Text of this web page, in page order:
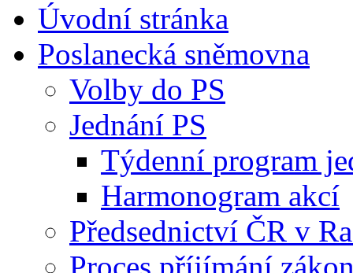
Úvodní stránka
Poslanecká sněmovna
Volby do PS
Jednání PS
Týdenní program
Harmonogram akcí
Předsednictví ČR v
Proces příjímání